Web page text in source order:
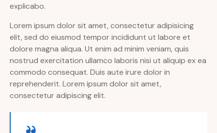
explicabo.
Lorem ipsum dolor sit amet, consectetur adipisicing
elit, sed do eiusmod tempor incididunt ut labore et
dolore magna aliqua. Ut enim ad minim veniam, quis
nostrud exercitation ullamco laboris nisi ut aliquip ex ea
commodo consequat. Duis aute irure dolor in
reprehenderit. Lorem ipsum dolor sit amet,
consectetur adipiscing elit.